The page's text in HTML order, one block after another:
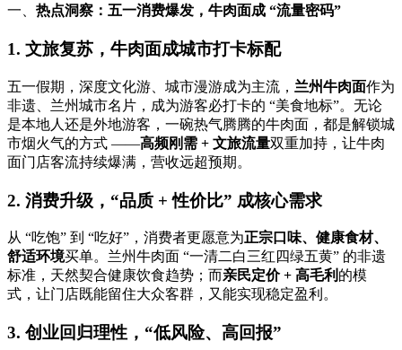
一、 热点洞察：五一消费爆发，牛肉面成 “流量密码”
1. 文旅复苏，牛肉面成城市打卡标配
五一假期，深度文化游、城市漫游成为主流， 兰州牛肉面作为
非遗、兰州城市名片，成为游客必打卡的 “美食地标”。无论
是本地人还是外地游客，一碗热气腾腾的牛肉面，都是解锁城
市烟火气的方式 ——高频刚需 + 文旅流量双重加持，让牛肉
面门店客流持续爆满，营收远超预期。
2. 消费升级，“品质 + 性价比” 成核心需求
从 “吃饱” 到 “吃好”，消费者更愿意为正宗口味、健康食材、
舒适环境买单。兰州牛肉面 “一清二白三红四绿五黄” 的非遗
标准，天然契合健康饮食趋势；而亲民定价+ 高毛利 的模
式，让门店既能留住大众客群，又能实现稳定盈利。
3. 创业回归理性，“低风险、高回报”